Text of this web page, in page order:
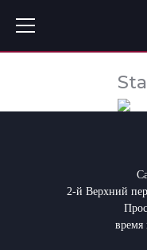
2-й Верхний
время